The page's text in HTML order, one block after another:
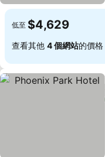
低至 $4,629
查看其他 4 個網站的價格